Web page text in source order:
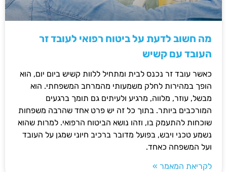
מה חשוב לדעת על ביטוח רפואי לעובד זר
העובד עם קשיש
כאשר עובד זר נכנס לבית ומתחיל ללוות קשיש ביום יום, הוא
הופך במהירות לחלק משמעותי מהמרחב המשפחתי. הוא
מבשל, עוזר, מלווה, מרגיע ולעיתים גם תומך ברגעים
המורכבים ביותר. בתוך כל זה יש פרט אחד שהרבה משפחות
שוכחות להתעמק בו, וזהו נושא הביטוח הרפואי. למרות שהוא
נשמע טכני ויבש, בפועל מדובר ברכיב חיוני שמגן על העובד
ועל המשפחה כאחד.
לקריאת המאמר »